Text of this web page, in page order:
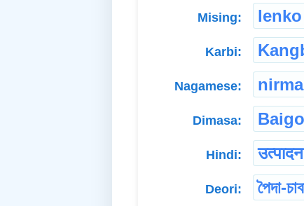
Mising: lenko
Karbi:
Nagamese:
Dimasa:
Hindi: उत्पादन
Deori: পৈদা-